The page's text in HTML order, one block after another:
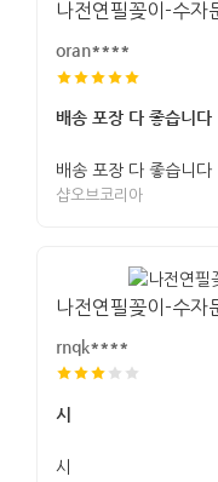
나전연필꽂이-수자
oran****
배송 포장 다 좋습니다
배송 포장 다 좋습니다
샵오브코리아
나전연필꽂이-수자
rnqk****
시
시